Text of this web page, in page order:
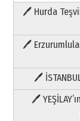
🖊 Hurda
🖊
🖊
🖊
Paranın Aile
03 Ağustos 2026